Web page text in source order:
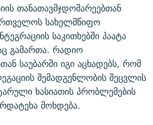
თანათავმჯდომარეებთან
სახელმწიფო
საკითხებში პაატა
გამართა. რადიო
საუბარში იგი აცხადებს, რომ
შემადგენლობის შეცვლის
ხასიათის პრობლემების
მოხდება.